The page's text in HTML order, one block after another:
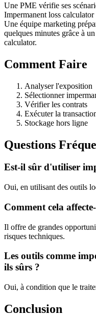
Une PME vérifie ses
Impermanent loss
Une équipe marketing
quelques minutes grâce à
calculator.
Comment Faire
Analyser l'exposition
Sélectionner
Vérifier les contrats
Exécuter la
Stockage hors ligne
Questions
Est-il sûr d'utiliser
Oui, en utilisant des outils
Comment cela
Il offre de grandes
risques techniques.
Les outils comme
ils sûrs ?
Oui, à condition que le
Conclusion